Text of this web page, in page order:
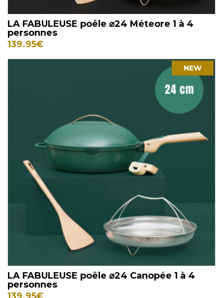
LA FABULEUSE poêle ⌀24 Méteore 1 à 4
personnes
139.95€
NEW
LA FABULEUSE poêle ⌀24 Canopée 1 à 4
personnes